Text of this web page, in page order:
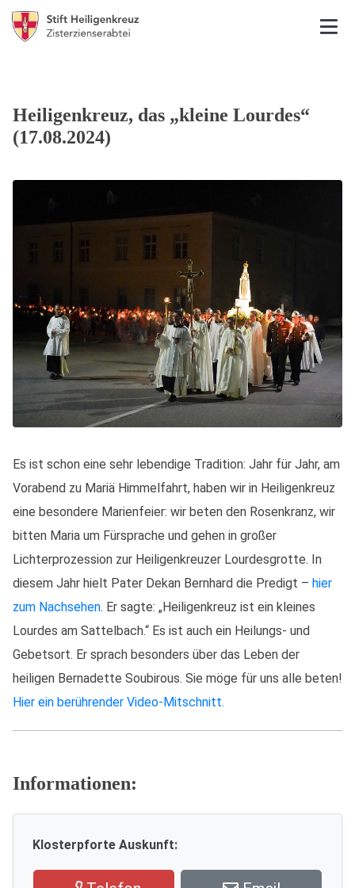
Heiligenkreuz, das „kleine Lourdes“
(17.08.2024)
Es ist schon eine sehr lebendige Tradition: Jahr für Jahr, am
Vorabend zu Mariä Himmelfahrt, haben wir in Heiligenkreuz
eine besondere Marienfeier: wir beten den Rosenkranz, wir
bitten Maria um Fürsprache und gehen in großer
Lichterprozession zur Heiligenkreuzer Lourdesgrotte. In
diesem Jahr hielt Pater Dekan Bernhard die Predigt – hier
zum Nachsehen. Er sagte: „Heiligenkreuz ist ein kleines
Lourdes am Sattelbach.“ Es ist auch ein Heilungs- und
Gebetsort. Er sprach besonders über das Leben der
heiligen Bernadette Soubirous. Sie möge für uns alle beten!
Hier ein berührender Video-Mitschnitt.
Informationen:
Klosterpforte Auskunft: